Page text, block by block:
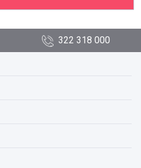
322 318 000